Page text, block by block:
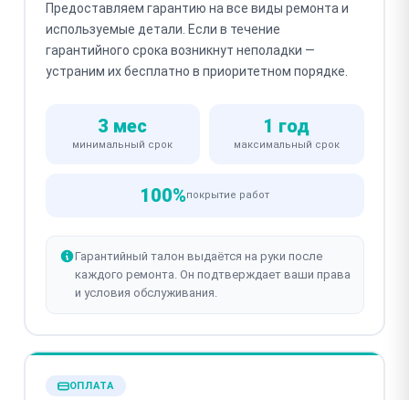
Предоставляем гарантию на все виды ремонта и
используемые детали. Если в течение
гарантийного срока возникнут неполадки —
устраним их бесплатно в приоритетном порядке.
3 мес
минимальный срок
1 год
максимальный срок
100%покрытие работ
Гарантийный талон выдаётся на руки после
каждого ремонта. Он подтверждает ваши права
и условия обслуживания.
ОПЛАТА